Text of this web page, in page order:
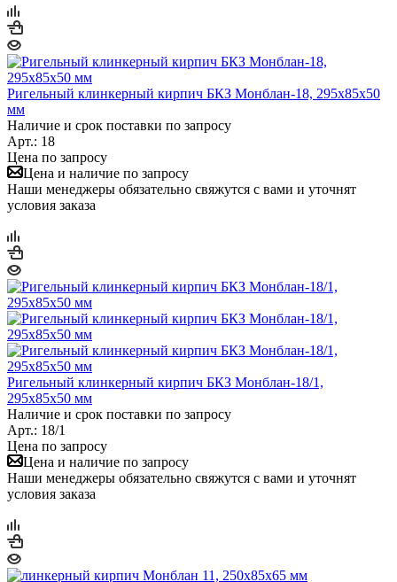
Ригельный клинкерный кирпич БКЗ Монблан-18, 295х85х50
мм
Наличие и срок поставки по запросу
Арт.: 18
Цена по запросу
Цена и наличие по запросу
Наши менеджеры обязательно свяжутся с вами и уточнят
условия заказа
Ригельный клинкерный кирпич БКЗ Монблан-18/1,
295х85х50 мм
Наличие и срок поставки по запросу
Арт.: 18/1
Цена по запросу
Цена и наличие по запросу
Наши менеджеры обязательно свяжутся с вами и уточнят
условия заказа